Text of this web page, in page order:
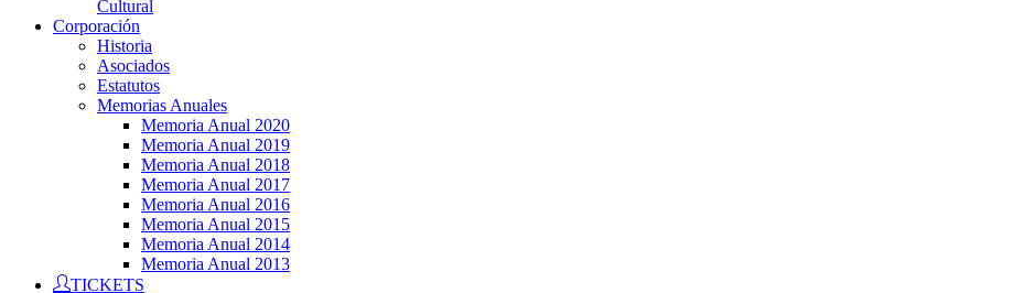
Cultural
Corporación
Historia
Asociados
Estatutos
Memorias Anuales
Memoria Anual 2020
Memoria Anual 2019
Memoria Anual 2018
Memoria Anual 2017
Memoria Anual 2016
Memoria Anual 2015
Memoria Anual 2014
Memoria Anual 2013
TICKETS